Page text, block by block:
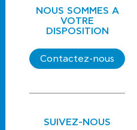
NOUS SOMMES A
VOTRE
DISPOSITION
Contactez-nous
SUIVEZ-NOUS